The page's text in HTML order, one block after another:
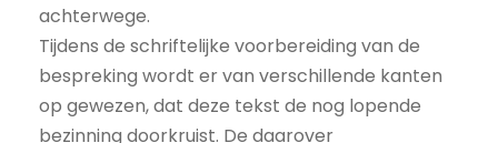
achterwege.
Tijdens de schriftelijke voorbereiding van de
bespreking wordt er van verschillende kanten
op gewezen, dat deze tekst de nog lopende
bezinning doorkruist. De daarover